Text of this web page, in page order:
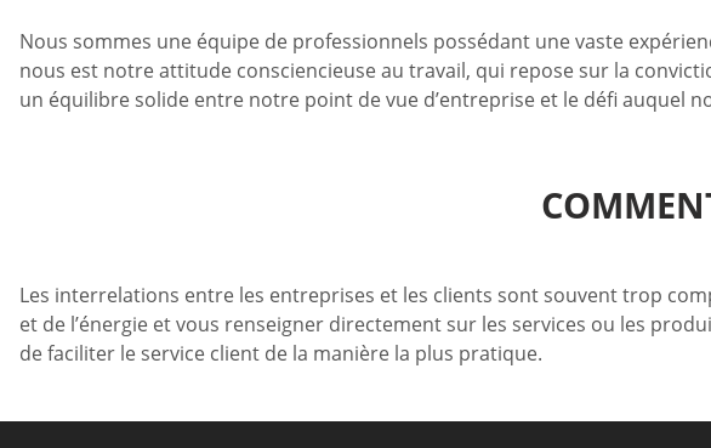
Nous sommes une équipe de professionnels possédant une vaste
nous est notre attitude consciencieuse au travail, qui repose sur la
un équilibre solide entre notre point de vue d’entreprise et le défi auquel
Les interrelations entre les entreprises et les clients sont souvent trop
et de l’énergie et vous renseigner directement sur les services ou les
de faciliter le service client de la manière la plus pratique.